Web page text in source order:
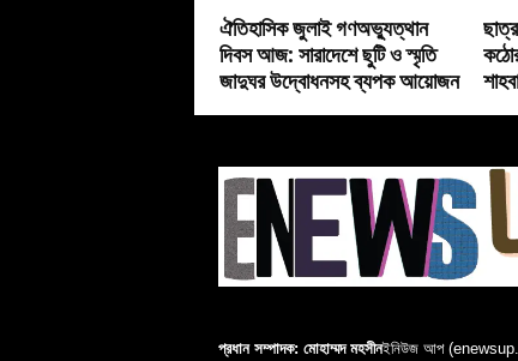
ঐতিহাসিক জুলাই গণঅভ্যুত্থান
দিবস আজ: সারাদেশে ছুটি ও স্মৃতি
জাদুঘর উদ্বোধনসহ ব্যপক আয়োজন
প্রধান সম্পাদক: মোহাম্মদ মহসীনইনিউজ আপ